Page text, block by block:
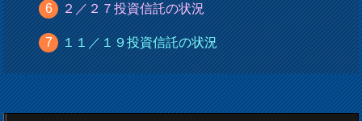
２／２７投資信託の状況
１１／１９投資信託の状況